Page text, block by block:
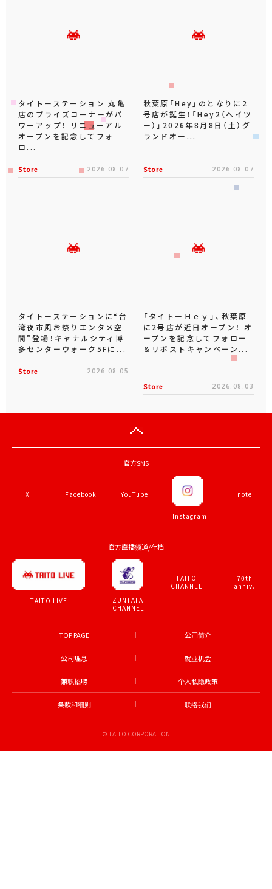
タイトーステーション 丸亀
店のプライズコーナーがパ
ワーアップ！ リニューアル
オープンを記念してフォ
ロ...
Store 2026.08.07
秋葉原「Hey」のとなりに2
号店が誕生！「Hey2（ヘイツ
ー）」2026年8月8日（土）グ
ランドオー...
Store 2026.08.07
タイトーステーションに“台
湾夜市風お祭りエンタメ空
間”登場！キャナルシティ博
多センターウォーク5Fに...
Store 2026.08.05
「タイトーＨｅｙ」、秋葉原
に2号店が近日オープン！ オ
ープンを記念してフォロー
＆リポストキャンペーン...
Store 2026.08.03
官方SNS
X Facebook YouTube
Instagram
note
官方直播频道/存档
TAITO LIVE
ZUNTATA
CHANNEL
TAITO
CHANNEL
70th
anniv.
TOP PAGE 公司简介
公司理念 就业机会
兼职招聘 个人私隐政策
条款和细则 联络我们
© TAITO CORPORATION